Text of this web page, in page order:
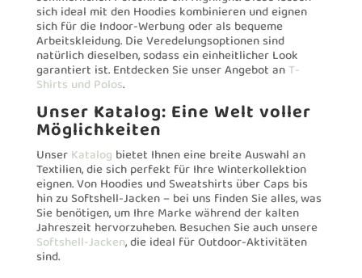
sich ideal mit den Hoodies kombinieren und eignen
sich für die Indoor-Werbung oder als bequeme
Arbeitskleidung. Die Veredelungsoptionen sind
natürlich dieselben, sodass ein einheitlicher Look
garantiert ist. Entdecken Sie unser Angebot anT-
Shirts und Polos.
Unser Katalog: Eine Welt voller
Möglichkeiten
UnserKatalog bietet Ihnen eine breite Auswahl an
Textilien, die sich perfekt für Ihre Winterkollektion
eignen. Von Hoodies und Sweatshirts über Caps bis
hin zu Softshell-Jacken – bei uns finden Sie alles, was
Sie benötigen, um Ihre Marke während der kalten
Jahreszeit hervorzuheben. Besuchen Sie auch unsere
Softshell-Jacken, die ideal für Outdoor-Aktivitäten
sind.